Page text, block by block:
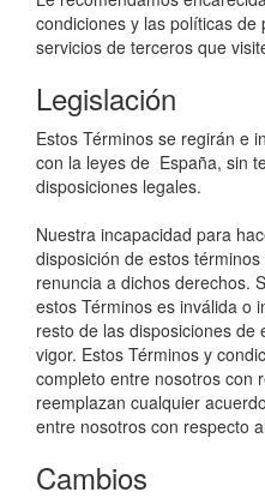
condiciones y las políticas de
servicios de terceros que
Legislación
Estos Términos se regirán e
con la leyes de ​ España, sin
disposiciones legales.
Nuestra incapacidad para
disposición de estos
renuncia a dichos derechos.
estos Términos es inválida o
resto de las disposiciones de
vigor. Estos Términos y
completo entre nosotros con
reemplazan cualquier
entre nosotros con respecto
Cambios